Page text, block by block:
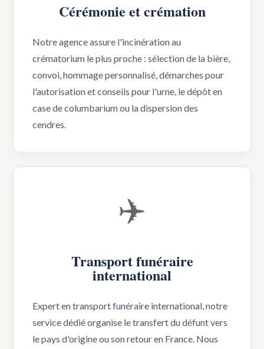
Cérémonie et crémation
Notre agence assure l'incinération au
crématorium le plus proche : sélection de la bière,
convoi, hommage personnalisé, démarches pour
l'autorisation et conseils pour l'urne, le dépôt en
case de columbarium ou la dispersion des
cendres.
✈️
Transport funéraire
international
Expert en transport funéraire international, notre
service dédié organise le transfert du défunt vers
le pays d'origine ou son retour en France. Nous